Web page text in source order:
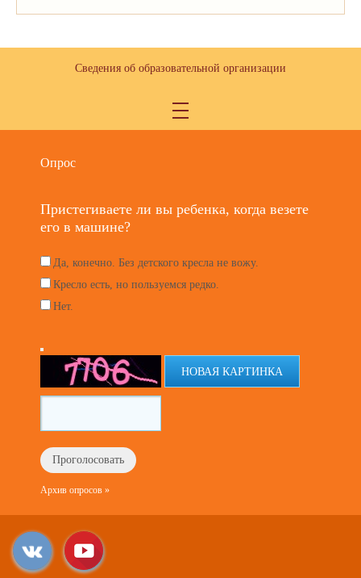
Сведения об образовательной организации
Опрос
Пристегиваете ли вы ребенка, когда везете
его в машине?
Да, конечно. Без детского кресла не вожу.
Кресло есть, но пользуемся редко.
Нет.
НОВАЯ КАРТИНКА
Архив опросов »